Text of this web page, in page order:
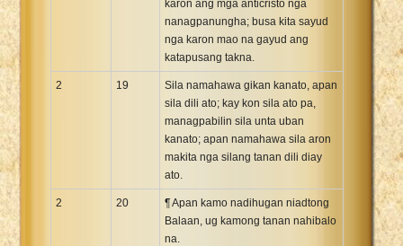
karon ang mga anticristo nga
nanagpanungha; busa kita sayud
nga karon mao na gayud ang
katapusang takna.
2 19
Sila namahawa gikan kanato, apan
sila dili ato; kay kon sila ato pa,
managpabilin sila unta uban
kanato; apan namahawa sila aron
makita nga silang tanan dili diay
ato.
2 20
¶ Apan kamo nadihugan niadtong
Balaan, ug kamong tanan nahibalo
na.